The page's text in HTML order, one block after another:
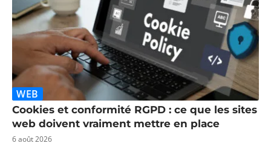
WEB
Cookies et conformité RGPD : ce que les sites
web doivent vraiment mettre en place
6 août 2026